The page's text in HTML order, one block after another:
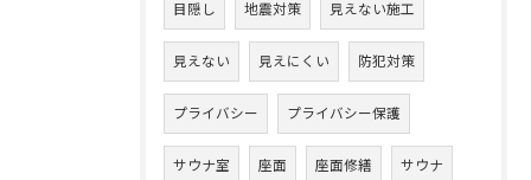
目隠し 地震対策 見えない施工
見えない 見えにくい 防犯対策
プライバシー プライバシー保護
サウナ室 座面 座面修繕 サウナ